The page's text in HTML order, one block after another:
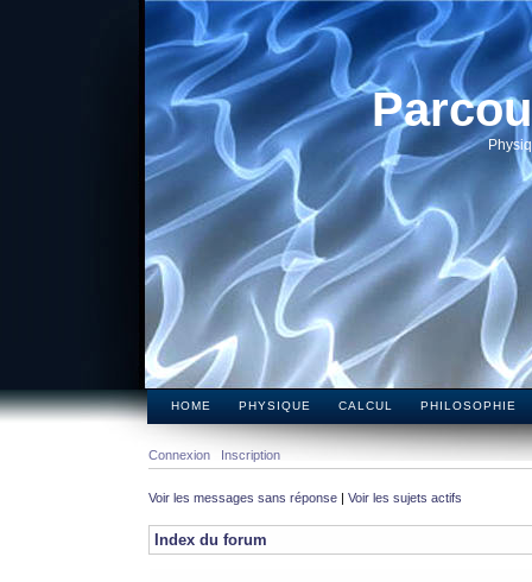
HOME PHYSIQUE CALCUL PHILOSOPHIE
Connexion Inscription
Voir les messages sans réponse | Voir les sujets actifs
Index du forum